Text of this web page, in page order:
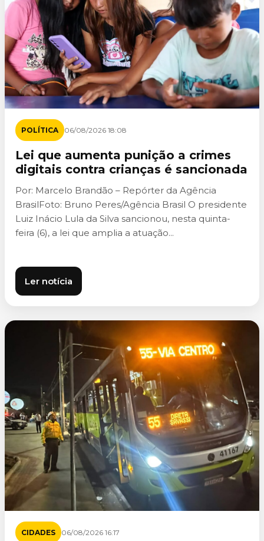
POLÍTICA 06/08/2026 18:08
Lei que aumenta punição a crimes
digitais contra crianças é sancionada
Por: Marcelo Brandão – Repórter da Agência
BrasilFoto: Bruno Peres/Agência Brasil O presidente
Luiz Inácio Lula da Silva sancionou, nesta quinta-
feira (6), a lei que amplia a atuação...
Ler notícia
CIDADES 06/08/2026 16:17